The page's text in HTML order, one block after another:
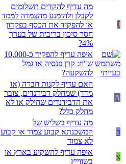
J
מה עדיף להקדים תשלומים
לקבלן ולהימנע מהצמדה לממד
או להפקיד את הכסף בפקדון
חסר סיכון בריבית של בערך
4%?
איפה עדיף להפקיד כ-10,000
ש"ח: קרן פנסיה או גמל
להשקעה?
A
האם עדיף לקנות חברה (או
מדד) שמחלק דבידנדים, צובר
את הדבידנדים שחילק או לא
מחלק כלל?
ר
מה עדיף בשליש של
המשכנתא קבוע צמוד או קבוע
לא צמוד
צ
איפה עדיף להשקיע בארץ או
בשווייץ